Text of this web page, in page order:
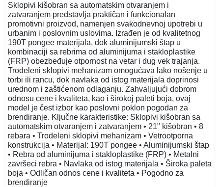
Sklopivi kišobran sa automatskim otvaranjem i
zatvaranjem predstavlja praktičan i funkcionalan
promotivni proizvod, namenjen svakodnevnoj upotrebi u
urbanim i poslovnim uslovima. Izrađen je od kvalitetnog
190T pongee materijala, dok aluminijumski štap u
kombinaciji sa rebrima od aluminijuma i stakloplastike
(FRP) obezbeđuje otpornost na vetar i dug vek trajanja.
Trodeleni sklopivi mehanizam omogućava lako nošenje u
torbi ili rancu, dok navlaka od istog materijala doprinosi
urednom i zaštićenom odlaganju. Zahvaljujući dobrom
odnosu cene i kvaliteta, kao i širokoj paleti boja, ovaj
model je čest izbor kao poslovni poklon pogodan za
brendiranje. Ključne karakteristike: Sklopivi kišobran sa
automatskim otvaranjem i zatvaranjem • 21" kišobran • 8
rebara • Trodeleni sklopivi mehanizam • Vetrootporna
konstrukcija • Materijal: 190T pongee • Aluminijumski štap
• Rebra od aluminijuma i stakloplastike (FRP) • Metalni
završeci rebra • Navlaka od istog materijala • Široka paleta
boja • Odličan odnos cene i kvaliteta • Pogodno za
brendiranje